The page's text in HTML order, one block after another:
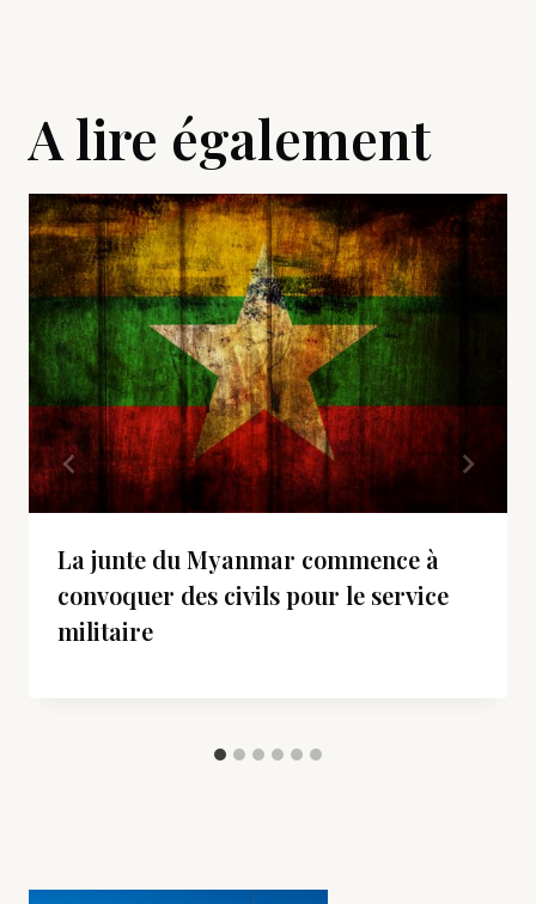
A lire également
La junte du Myanmar commence à
convoquer des civils pour le service
militaire